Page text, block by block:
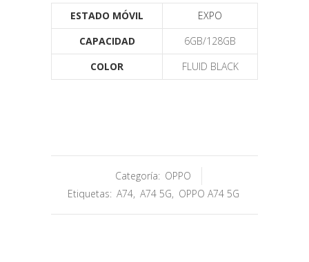
ESTADO MÓVIL
EXPO
CAPACIDAD
6GB/128GB
COLOR
FLUID BLACK
Categoría: OPPO
Etiquetas: A74, A74 5G, OPPO A74 5G